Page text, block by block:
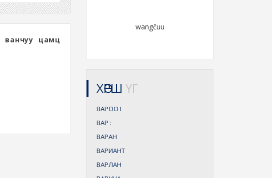
ванчуу цамц
wangčuu
ХӨРШ ҮГ
ВАРОО I
ВАР :
ВАРАН
ВАРИАНТ
ВАРЛАН